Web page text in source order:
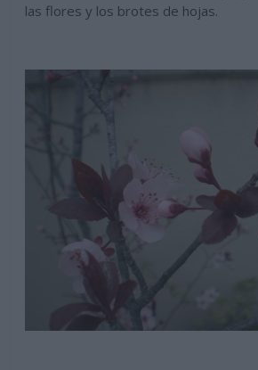
las flores y los brotes de hojas.